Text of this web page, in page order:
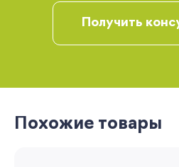
Получить
Похожие товары
Вы сможете